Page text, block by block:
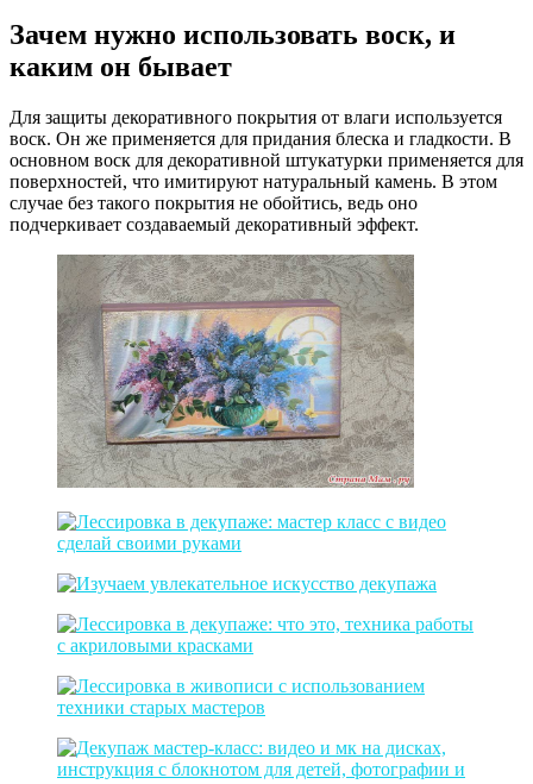
Зачем нужно использовать воск, и
каким он бывает
Для защиты декоративного покрытия от влаги используется
воск. Он же применяется для придания блеска и гладкости. В
основном воск для декоративной штукатурки применяется для
поверхностей, что имитируют натуральный камень. В этом
случае без такого покрытия не обойтись, ведь оно
подчеркивает создаваемый декоративный эффект.